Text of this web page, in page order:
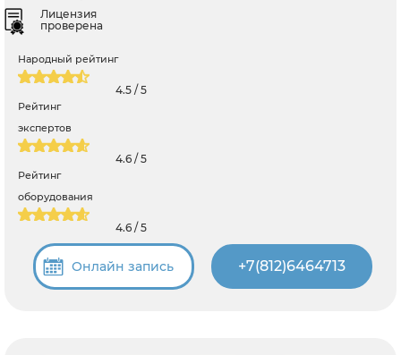
Лицензия
проверена
Народный рейтинг
4.5 / 5
Рейтинг
экспертов
4.6 / 5
Рейтинг
оборудования
4.6 / 5
Онлайн запись +7(812)6464713